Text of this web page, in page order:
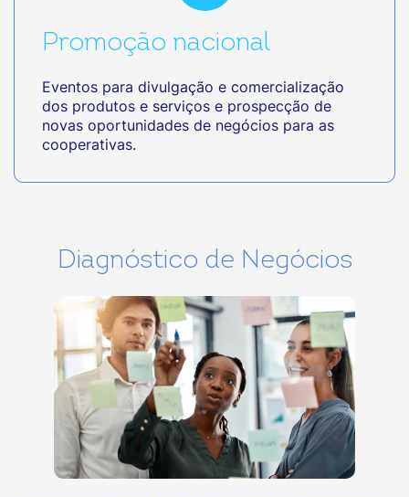
Promoção nacional
Eventos para divulgação e comercialização
dos produtos e serviços e prospecção de
novas oportunidades de negócios para as
cooperativas.
Diagnóstico de Negócios